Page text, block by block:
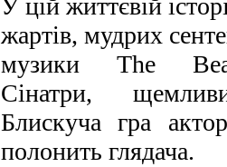
У цій життєвій
жартів, мудрих
музики The
Сінатри,
Блискуча гра
полонить глядача.